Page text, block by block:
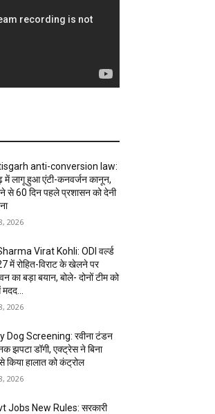
anti-conversion law:
में लागू हुआ एंटी-कनवर्जन कानून,
से 60 दिन पहले प्रशासन को देनी
2026
Virat Kohli: ODI वर्ल्ड
में रोहित-विराट के खेलने पर
का बड़ा बयान, बोले- दोनों टीम को
2026
Dog Screening: रवीना टंडन
झपटा डॉगी, एक्ट्रेस ने बिना
किया हालात को कंट्रोल
2026
Jobs New Rules: सरकारी